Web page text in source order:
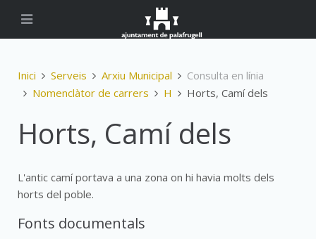
Inici Serveis Arxiu Municipal
Consulta en línia
Nomenclàtor de carrers
H Horts, Camí dels
Horts, Camí dels
L'antic camí portava a una zona on hi havia molts dels
horts del poble.
Fonts documentals